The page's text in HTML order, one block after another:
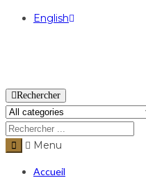
English
Rechercher
Menu
Accueil